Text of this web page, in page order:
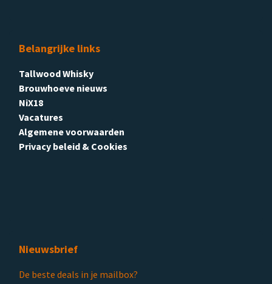
Belangrijke links
Tallwood Whisky
Brouwhoeve nieuws
NiX18
Vacatures
Algemene voorwaarden
Privacy beleid & Cookies
Nieuwsbrief
De beste deals in je mailbox?